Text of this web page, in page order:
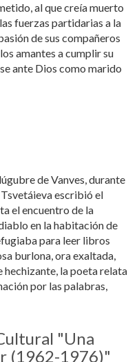
al que creía muerto
fuerzas partidarias a la
de sus compañeros
amantes a cumplir su
ante Dios como marido
de Vanves, durante
escribió el
el encuentro de la
en la habitación de
para leer libros
burlona, ora exaltada,
hechizante, la poeta relata
por las palabras,
"Una
(1962-1976)"